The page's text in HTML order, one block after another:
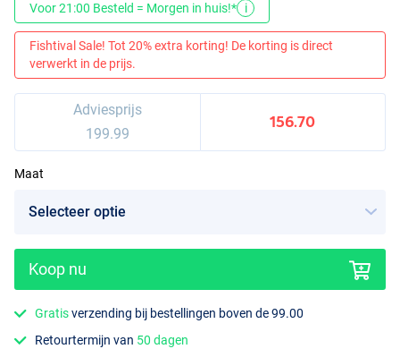
Voor 21:00 Besteld = Morgen in huis!* i
Fishtival Sale! Tot 20% extra korting! De korting is direct
verwerkt in de prijs.
Adviesprijs
199.99
156.70
Maat
Koop nu
Gratisverzending bij bestellingen boven de 99.00
Retourtermijn van 50 dagen